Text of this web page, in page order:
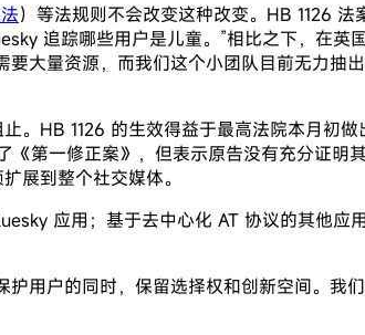
）等法规则不会改变这种改变。HB 1126 法
追踪哪些用户是儿童。”相比之下，在英
大量资源，而我们这个小团队目前无力抽
。HB 1126 的生效得益于最高法院本月初
第一修正案》，但表示原告没有充分证明其
展到整个社交媒体。
应用；基于去中心化 AT 协议的其他应
用户的同时，保留选择权和创新空间。我